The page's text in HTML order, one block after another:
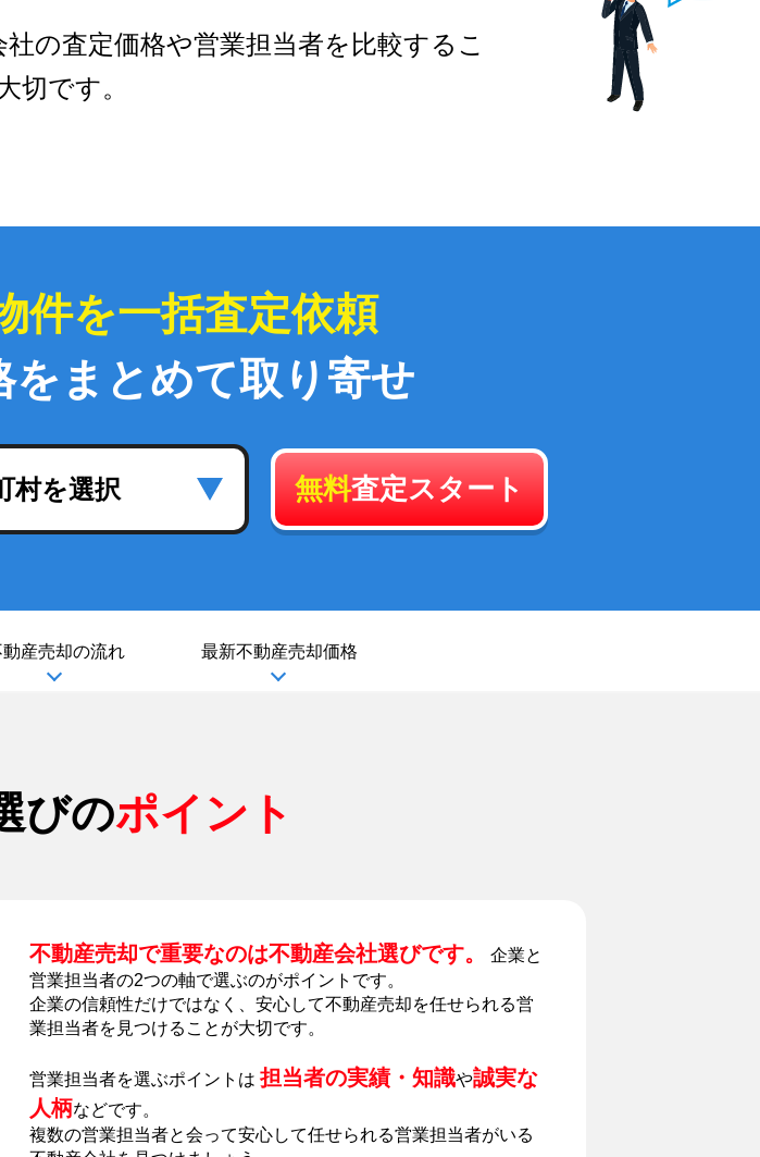
の査定価格や営業担当者を比較するこ
切です。
件を一括査定依頼
をまとめて取り寄せ
村を選択 無料査定スタート
動産売却の流れ 最新不動産売却価格
びのポイント
不動産売却で重要なのは不動産会社選びです。
企業と
営業担当者の2つの軸で選ぶのがポイントです。
企業の信頼性だけではなく、安心して不動産売却を任せられる営
業担当者を見つけることが大切です。
営業担当者を選ぶポイントは 担当者の実績・知識や誠実な
人柄などです。
複数の営業担当者と会って安心して任せられる営業担当者がいる